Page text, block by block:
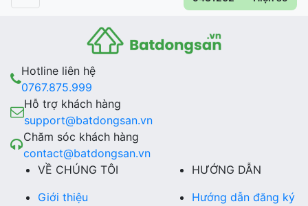
Hotline liên hệ
0767.875.999
Hỗ trợ khách hàng
support@batdongsan.vn
Chăm sóc khách hàng
contact@batdongsan.vn
VỀ CHÚNG TÔI
Giới thiệu
HƯỚNG DẪN
Hướng dẫn đăng ký